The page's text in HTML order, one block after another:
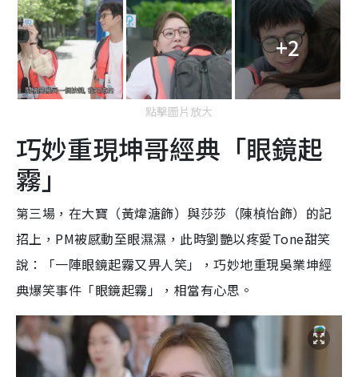
+2
點擊圖片放大
巧妙重現坤哥經典「眼鏡起
霧」
第三場，在大寶（黃煒溏飾）與莎莎（陳楨怡飾）的記
招上，PM被感動至眼濕濕，此時劉艷以疼愛Tone甜笑
說：「一陣眼鏡起霧又畀人笑」，巧妙地重現吳業坤經
典爆笑事件「眼鏡起霧」，相當有心思。